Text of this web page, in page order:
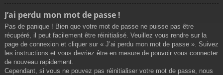
J’ai perdu mon mot de passe !
Pas de panique ! Bien que votre mot de passe ne puisse pas être
récupéré, il peut facilement être réinitialisé. Veuillez vous rendre sur la
page de connexion et cliquer sur « J’ai perdu mon mot de passe ». Suivez
les instructions et vous devriez être en mesure de pouvoir vous connecter
de nouveau rapidement.
Cependant, si vous ne pouvez pas réinitialiser votre mot de passe, nous